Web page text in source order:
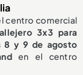
centro comercial
3x3 para
8 y 9 de agosto
en el centro